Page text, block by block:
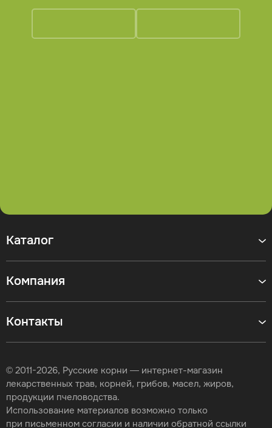
Контакты
Каталог
Компания
© 2011-2026, Русские корни — интернет-магазин
лекарственных трав, корней, грибов, масел, жиров,
продукции пчеловодства.
Использование материалов возможно только
при письменном согласии и наличии обратной ссылки